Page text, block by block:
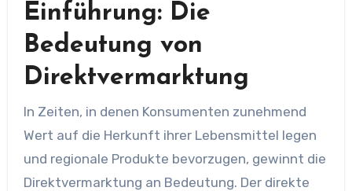
Einführung: Die
Bedeutung von
Direktvermarktung
In Zeiten, in denen Konsumenten zunehmend
Wert auf die Herkunft ihrer Lebensmittel legen
und regionale Produkte bevorzugen, gewinnt die
Direktvermarktung an Bedeutung. Der direkte